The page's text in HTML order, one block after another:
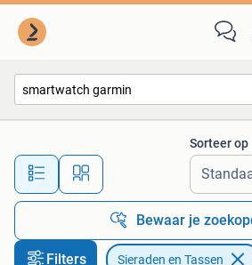
Alle afstanden…
Sorteer op
Bewaar je
Filters Sieraden en Tassen